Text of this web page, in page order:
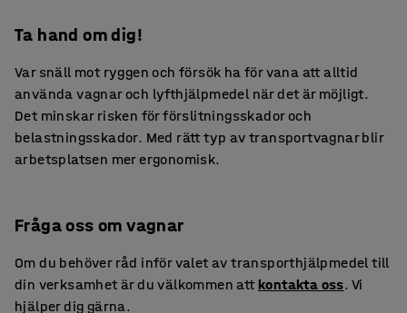
Ta hand om dig!
Var snäll mot ryggen och försök ha för vana att alltid
använda vagnar och lyfthjälpmedel när det är möjligt.
Det minskar risken för förslitningsskador och
belastningsskador. Med rätt typ av transportvagnar blir
arbetsplatsen mer ergonomisk.
Fråga oss om vagnar
Om du behöver råd inför valet av transporthjälpmedel till
din verksamhet är du välkommen attkontakta oss. Vi
hjälper dig gärna.